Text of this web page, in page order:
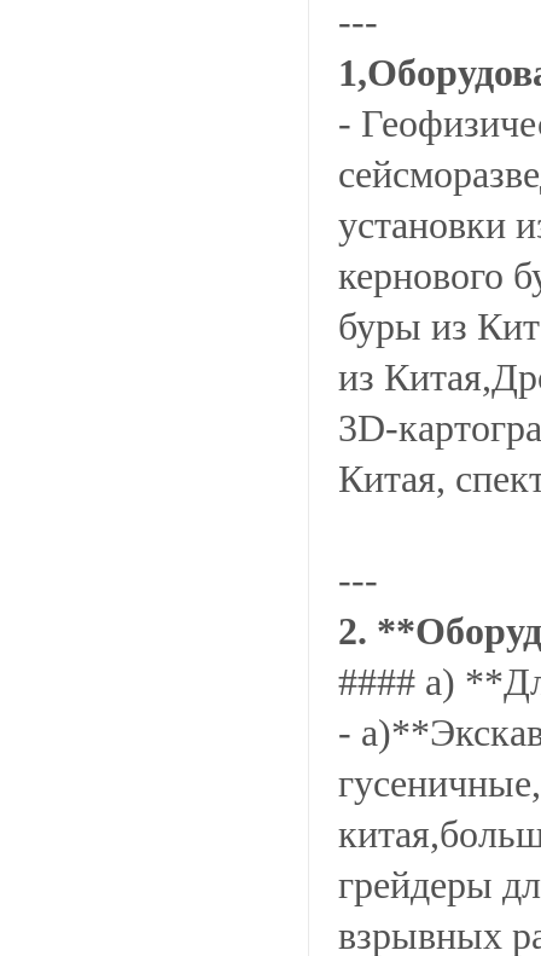
---
-
установки
кернового
буры из
из
3D-
Китая,
---
2.
#### а)
-
грейдеры
взрывных